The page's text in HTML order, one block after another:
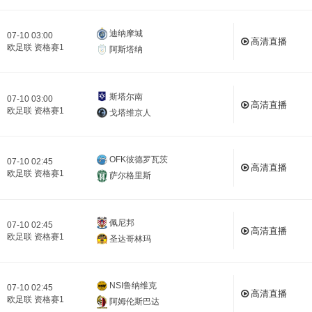
07-10 03:00
欧足联 资格赛1
迪纳摩城
阿斯塔纳
高清直播
07-10 03:00
欧足联 资格赛1
斯塔尔南
戈塔维京人
高清直播
07-10 02:45
欧足联 资格赛1
OFK彼德罗瓦茨
萨尔格里斯
高清直播
07-10 02:45
欧足联 资格赛1
佩尼邦
圣达哥林玛
高清直播
07-10 02:45
欧足联 资格赛1
NSI鲁纳维克
阿姆伦斯巴达
高清直播